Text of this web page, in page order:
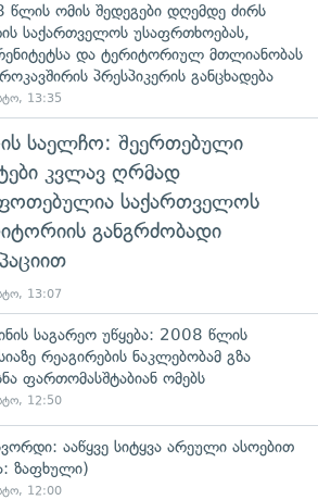
წლის ომის შედეგები დღემდე ძირს
საქართველოს უსაფრთხოებას,
და ტერიტორიულ მთლიანობას
პრესპიკერის განცხადება
13:35
ის საელჩო: შეერთებული
კვლავ ღრმად
საქართველოს
განგრძობადი
13:07
საგარეო უწყება: 2008 წლის
რეაგირების ნაკლებობამ გზა
ფართომასშტაბიან ომებს
12:50
ააწყვე სიტყვა არეული ასოებით
ზაფხული)
12:00